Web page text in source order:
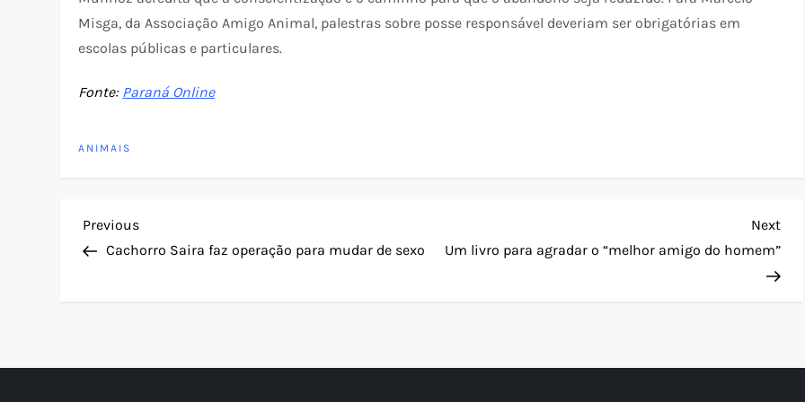
Misga, da Associação Amigo Animal, palestras sobre posse responsável deveriam ser obrigatórias em
escolas públicas e particulares.
Fonte: Paraná Online
ANIMAIS
N
e
Previous
Post
Previous
Cachorro Saira faz operação para mudar de sexo
Next
Um livro para agradar o “melhor amigo do homem”